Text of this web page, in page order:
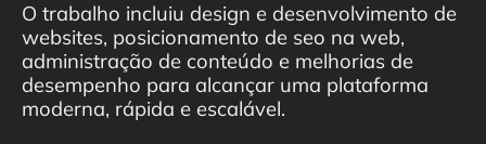
O trabalho incluiu design e desenvolvimento de
websites, posicionamento de seo na web,
administração de conteúdo e melhorias de
desempenho para alcançar uma plataforma
moderna, rápida e escalável.